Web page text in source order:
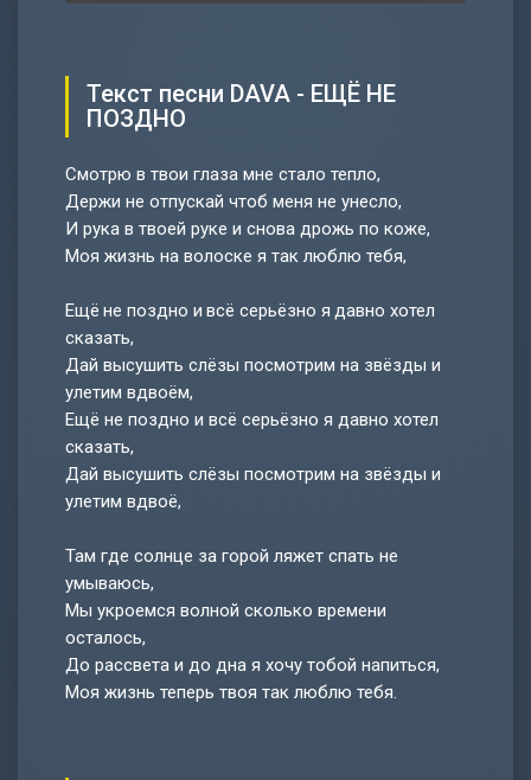
Текст песни DAVA - ЕЩЁ НЕ
ПОЗДНО
Смотрю в твои глаза мне стало тепло,
Держи не отпускай чтоб меня не унесло,
И рука в твоей руке и снова дрожь по коже,
Моя жизнь на волоске я так люблю тебя,
Ещё не поздно и всё серьёзно я давно хотел
сказать,
Дай высушить слёзы посмотрим на звёзды и
улетим вдвоём,
Ещё не поздно и всё серьёзно я давно хотел
сказать,
Дай высушить слёзы посмотрим на звёзды и
улетим вдвоё,
Там где солнце за горой ляжет спать не
умываюсь,
Мы укроемся волной сколько времени
осталось,
До рассвета и до дна я хочу тобой напиться,
Моя жизнь теперь твоя так люблю тебя.